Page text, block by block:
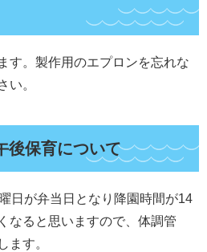
す。製作用のエプロンを忘れな
い。
後保育について
日が弁当日となり降園時間が14
なると思いますので、体調管
ます。